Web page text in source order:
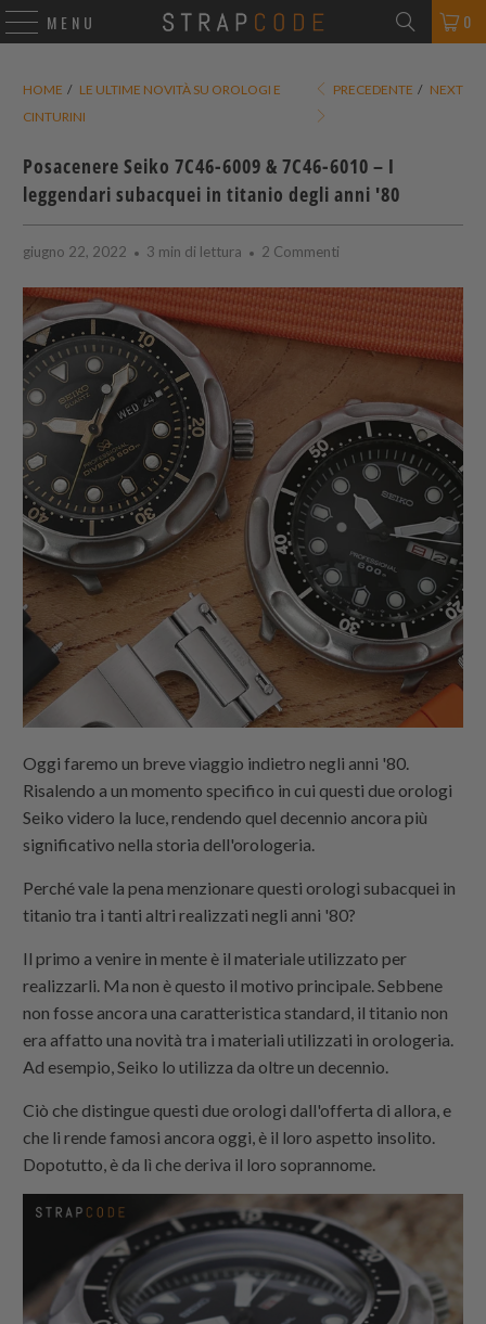
MENU 0
HOME / LE ULTIME NOVITÀ SU OROLOGI E
CINTURINI
PRECEDENTE / NEXT
Posacenere Seiko 7C46-6009 & 7C46-6010 – I
leggendari subacquei in titanio degli anni '80
giugno 22, 2022 3 min di lettura 2 Commenti
Oggi faremo un breve viaggio indietro negli anni '80.
Risalendo a un momento specifico in cui questi due orologi
Seiko videro la luce, rendendo quel decennio ancora più
significativo nella storia dell'orologeria.
Perché vale la pena menzionare questi orologi subacquei in
titanio tra i tanti altri realizzati negli anni '80?
Il primo a venire in mente è il materiale utilizzato per
realizzarli. Ma non è questo il motivo principale. Sebbene
non fosse ancora una caratteristica standard, il titanio non
era affatto una novità tra i materiali utilizzati in orologeria.
Ad esempio, Seiko lo utilizza da oltre un decennio.
Ciò che distingue questi due orologi dall'offerta di allora, e
che li rende famosi ancora oggi, è il loro aspetto insolito.
Dopotutto, è da lì che deriva il loro soprannome.